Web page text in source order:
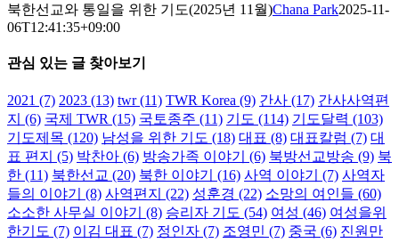
북한선교와 통일을 위한 기도(2025년 11월)Chana Park2025-11-
06T12:41:35+09:00
관심 있는 글 찾아보기
2021 (7) 2023 (13) twr(11) TWR Korea (9) 간사 (17) 간사사역편
지 (6) 국제 TWR (15) 국토종주 (11) 기도 (114) 기도달력 (103)
기도제목 (120) 남성을 위한 기도 (18) 대표 (8) 대표칼럼 (7) 대
표 편지 (5) 박찬아 (6) 방송가족 이야기 (6) 북방선교방송 (9) 북
한 (11) 북한선교 (20) 북한 이야기 (16) 사역 이야기 (7) 사역자
들의 이야기
(8) 사역편지 (22) 성훈경 (22) 소망의 여인들 (60)
소소한 사무실 이야기
(8) 승리자 기도 (54) 여성 (46) 여성을위
한기도 (7) 이김 대표 (7) 정인자 (7) 조영민 (7) 중국 (6) 진원만